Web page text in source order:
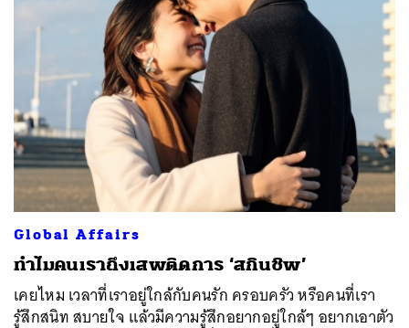
Global Affairs
ทำไมคนเราถึงเสพติดการ ‘สกินชิพ’
เคยไหม เวลาที่เราอยู่ใกล้กับคนรัก ครอบครัว หรือคนที่เรา
รู้สึกสนิท สบายใจ แล้วมีความรู้สึกอยากอยู่ใกล้ๆ อยากเอาตัว